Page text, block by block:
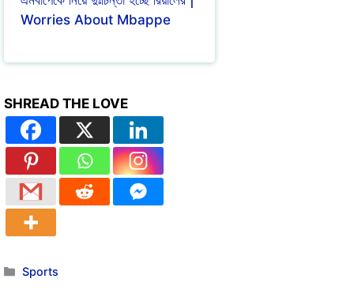
Worries About Mbappe
SHREAD THE LOVE
Sports